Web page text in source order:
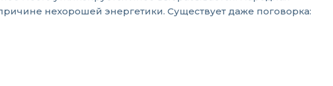
нехорошей энергетики. Существует даже поговорка: